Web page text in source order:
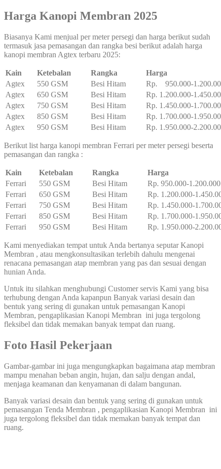
Harga Kanopi Membran 2025
Biasanya Kami menjual per meter persegi dan harga berikut sudah
termasuk jasa pemasangan dan rangka besi berikut adalah harga
kanopi membran Agtex terbaru 2025:
Kain Ketebalan Rangka
Harga
Agtex
550 GSM Besi Hitam
Rp. 950.000-
Agtex
650 GSM Besi Hitam
Rp. 1.200.000-
Agtex
750 GSM Besi Hitam
Rp. 1.450.000-
Agtex
850 GSM Besi Hitam
Rp. 1.700.000-
Agtex
950 GSM Besi Hitam Rp. 1.950.000-
Berikut list harga kanopi membran Ferrari per meter persegi beserta
pemasangan dan rangka :
Kain Ketebalan Rangka
Harga
Ferrari
550 GSM Besi Hitam
Rp. 950.000-1.200.000
Ferrari
650 GSM Besi Hitam
Rp. 1.200.000-
Ferrari
750 GSM Besi Hitam
Rp. 1.450.000-
Ferrari
850 GSM Besi Hitam
Rp. 1.700.000-
Ferrari
950 GSM Besi Hitam Rp. 1.950.000-
Kami menyediakan tempat untuk Anda bertanya seputar Kanopi
Membran , atau mengkonsultasikan terlebih dahulu mengenai
renacana pemasangan atap membran yang pas dan sesuai dengan
hunian Anda.
Untuk itu silahkan menghubungi Customer servis Kami yang bisa
terhubung dengan Anda kapanpun Banyak variasi desain dan
bentuk yang sering di gunakan untuk pemasangan Kanopi
Membran, pengaplikasian Kanopi Membran ini juga tergolong
fleksibel dan tidak memakan banyak tempat dan ruang.
Foto Hasil Pekerjaan
Gambar-gambar ini juga mengungkapkan bagaimana atap membran
mampu menahan beban angin, hujan, dan salju dengan andal,
menjaga keamanan dan kenyamanan di dalam bangunan.
Banyak variasi desain dan bentuk yang sering di gunakan untuk
pemasangan Tenda Membran , pengaplikasian Kanopi Membran ini
juga tergolong fleksibel dan tidak memakan banyak tempat dan
ruang.